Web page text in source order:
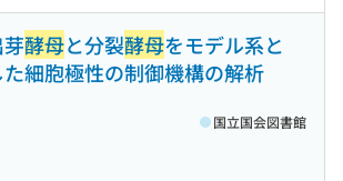
酵母と分裂酵母をモデル系と
た細胞極性の制御機構の解析
国立国会図書館